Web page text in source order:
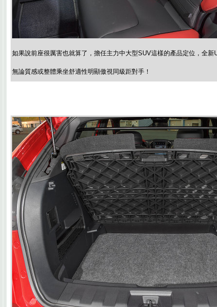
如果說前座很厲害也就算了，擔任主力中大型SUV這樣的產品定位，全新
無論質感或整體乘坐舒適性明顯傲視同級距對手！